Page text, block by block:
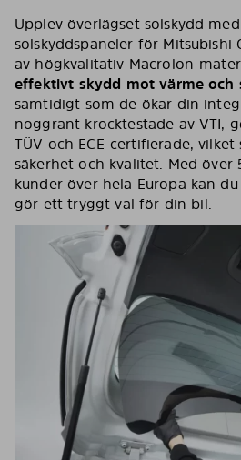
Upplev överlägset solskydd
solskyddspaneler för Mitsubishi
av högkvalitativ Macrolon-
effektivt skydd mot värme och
samtidigt som de ökar din
noggrant krocktestade av VTI,
TÜV och ECE-certifierade,
säkerhet och kvalitet. Med
kunder över hela Europa kan
gör ett tryggt val för din bil.